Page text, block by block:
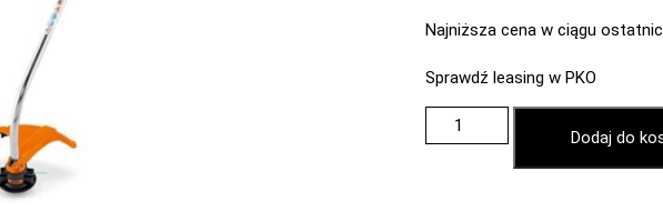
Najniższa cena w ciągu
Sprawdź leasing w PKO
Dodaj do